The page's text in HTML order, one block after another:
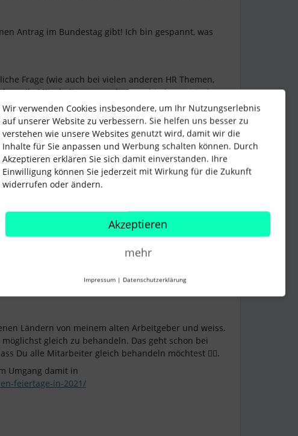
Antrag im Bundestag gibt! Ich bin gespannt, was
Frage (wie auch bei vielen anderen HR Themen,
Mitarbeiter aus sechs verschiedenen Ländern
implementieren, dass alle Mitarbeiter so gleich wie
Mitarbeiter aus Belgien per Gesetz seine Feiertage
auch unseren anderen Mitarbeitern erlauben.
Ländern von meinem alten Arbeitgeber und weiss,
gleich zu behandeln. Das geht schon bei
Du alle Mitarbeiter gleich behandeln möchtest 👌🏻.
Umgang damit in
feiertage-in-2021/
Wir verwenden Cookies insbesondere, um Ihr Nutzungserlebnis
auf unserer Website zu verbessern. Sie helfen uns besser zu
verstehen wie unsere Websites genutzt wird, damit wir die
Inhalte für Sie anpassen und Werbung schalten können. Durch
Akzeptieren erklären Sie sich damit einverstanden. Ihre
Einwilligung können Sie jederzeit mit Wirkung für die Zukunft
widerrufen oder ändern.
Akzeptieren
mehr
Impressum | Datenschutzerklärung